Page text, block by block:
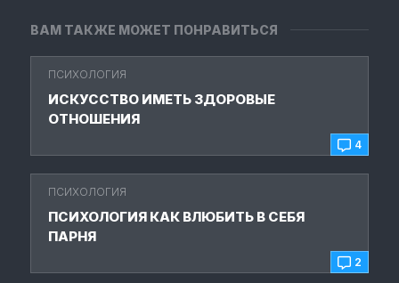
ВАМ ТАКЖЕ МОЖЕТ ПОНРАВИТЬСЯ
4
ПСИХОЛОГИЯ
ИСКУССТВО ИМЕТЬ ЗДОРОВЫЕ
ОТНОШЕНИЯ
2
ПСИХОЛОГИЯ
ПСИХОЛОГИЯ КАК ВЛЮБИТЬ В СЕБЯ
ПАРНЯ